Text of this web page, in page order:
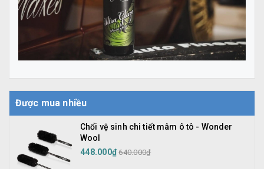
Được mua nhiều
Chổi vệ sinh chi tiết mâm ô tô - Wonder
Wool
448.000₫ 640.000₫